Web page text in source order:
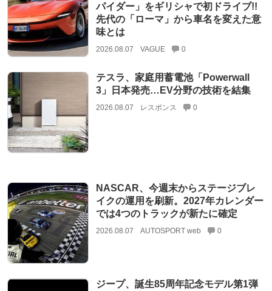
パイダー」をギリシャで初ドライブ!!
先代の「ローマ」から車名を変えた意
味とは
2026.08.07 VAGUE 0
テスラ、家庭用蓄電池「Powerwall
3」日本発売…EV分野の技術を結集
2026.08.07 レスポンス 0
NASCAR、今週末からステージブレ
イクの運用を刷新。2027年カレンダー
では4つのトラックが新たに確定
2026.08.07 AUTOSPORT web 0
ジープ、誕生85周年記念モデル第1弾